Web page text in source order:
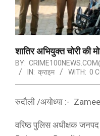
शातिर अभियुक्त चोरी की
BY:
IN: क्राइम WITH: 0
रुदौली /अयोध्या :-
वरिष्ठ पुलिस अधीक्षक जनपद